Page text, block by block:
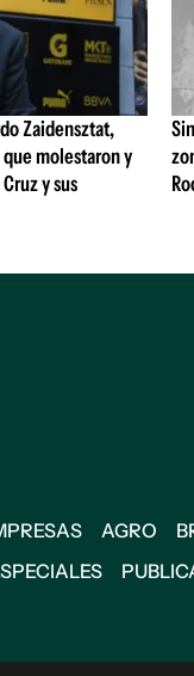
Zaidensztat,
molestaron y
y sus
AGRO